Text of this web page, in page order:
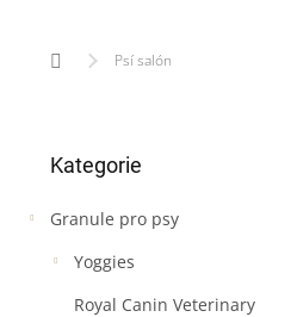
Domů Psí salón
s
r
a
kategorie
Kategorie
Granule pro psy
Yoggies
Royal Canin Veterinary